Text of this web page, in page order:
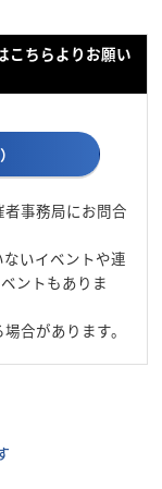
こちらよりお願い
事務局にお問合
いイベントや連
ントもありま
合があります。